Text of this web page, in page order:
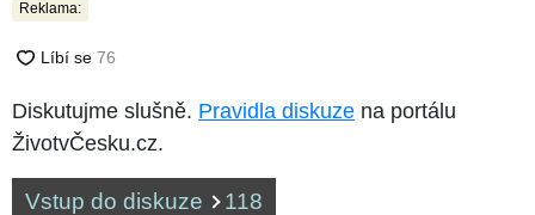
Reklama:
Diskutujme slušně. Pravidla diskuze na portálu
ŽivotvČesku.cz.
Vstup do diskuze 118